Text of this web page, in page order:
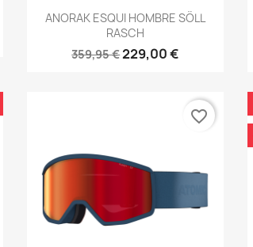
Vista rápida
ANORAK ESQUI HOMBRE SÖLL
RASCH
359,95 €229,00 €
favorite_border